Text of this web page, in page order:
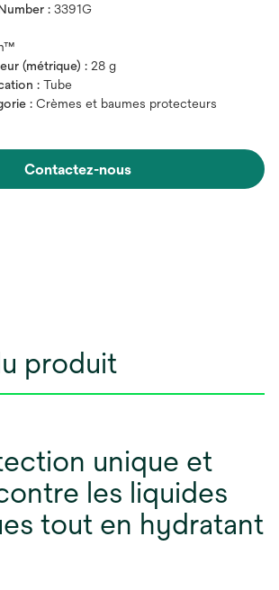
: 3391G
(métrique) : 28 g
: Tube
: Crèmes et baumes protecteurs
Contactez-nous
produit
unique et
les liquides
tout en hydratant